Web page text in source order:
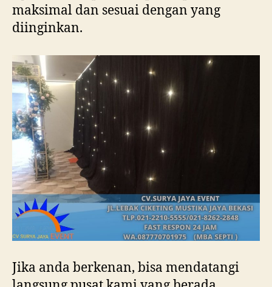
maksimal dan sesuai dengan yang
diinginkan.
Jika anda berkenan, bisa mendatangi